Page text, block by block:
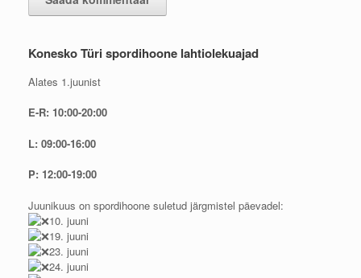
Konesko Türi spordihoone lahtiolekuajad
Alates 1.juunist
E-R: 10:00-20:00
L: 09:00-16:00
P: 12:00-19:00
Juunikuus on spordihoone suletud järgmistel päevadel:
10. juuni
19. juuni
23. juuni
24. juuni